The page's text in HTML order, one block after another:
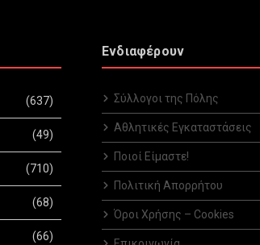
(637)
(49)
(710)
(68)
(66)
Ενδιαφέρουν
Σύλλογοι της Πόλης
Αθλητικές Εγκαταστάσεις
Ποιοί Είμαστε!
Πολιτική Απορρήτου
Όροι Χρήσης – Cookies